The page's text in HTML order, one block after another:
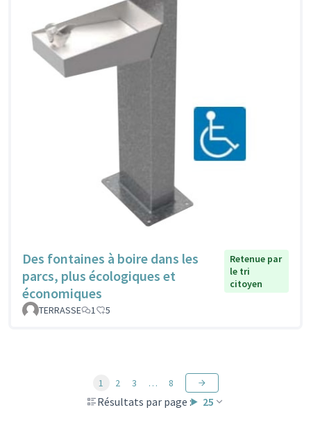
Des fontaines à boire dans les
parcs, plus écologiques et
économiques
Retenue par
le tri
citoyen
TERRASSE 1 5
Résultats par page : 25
1 2 3 … 8